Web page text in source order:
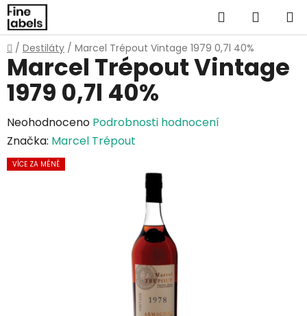
Přejít
na
obsah
Hledat
KOŠÍK
Domů
/ Destiláty / Marcel Trépout Vintage 1979 0,7l 40%
Marcel Trépout Vintage
1979 0,7l 40%
Průměrné
hodnocení
produktu
Neohodnoceno Podrobnosti hodnocení
Značka: Marcel Trépout
VÍCE ZA MÉNĚ